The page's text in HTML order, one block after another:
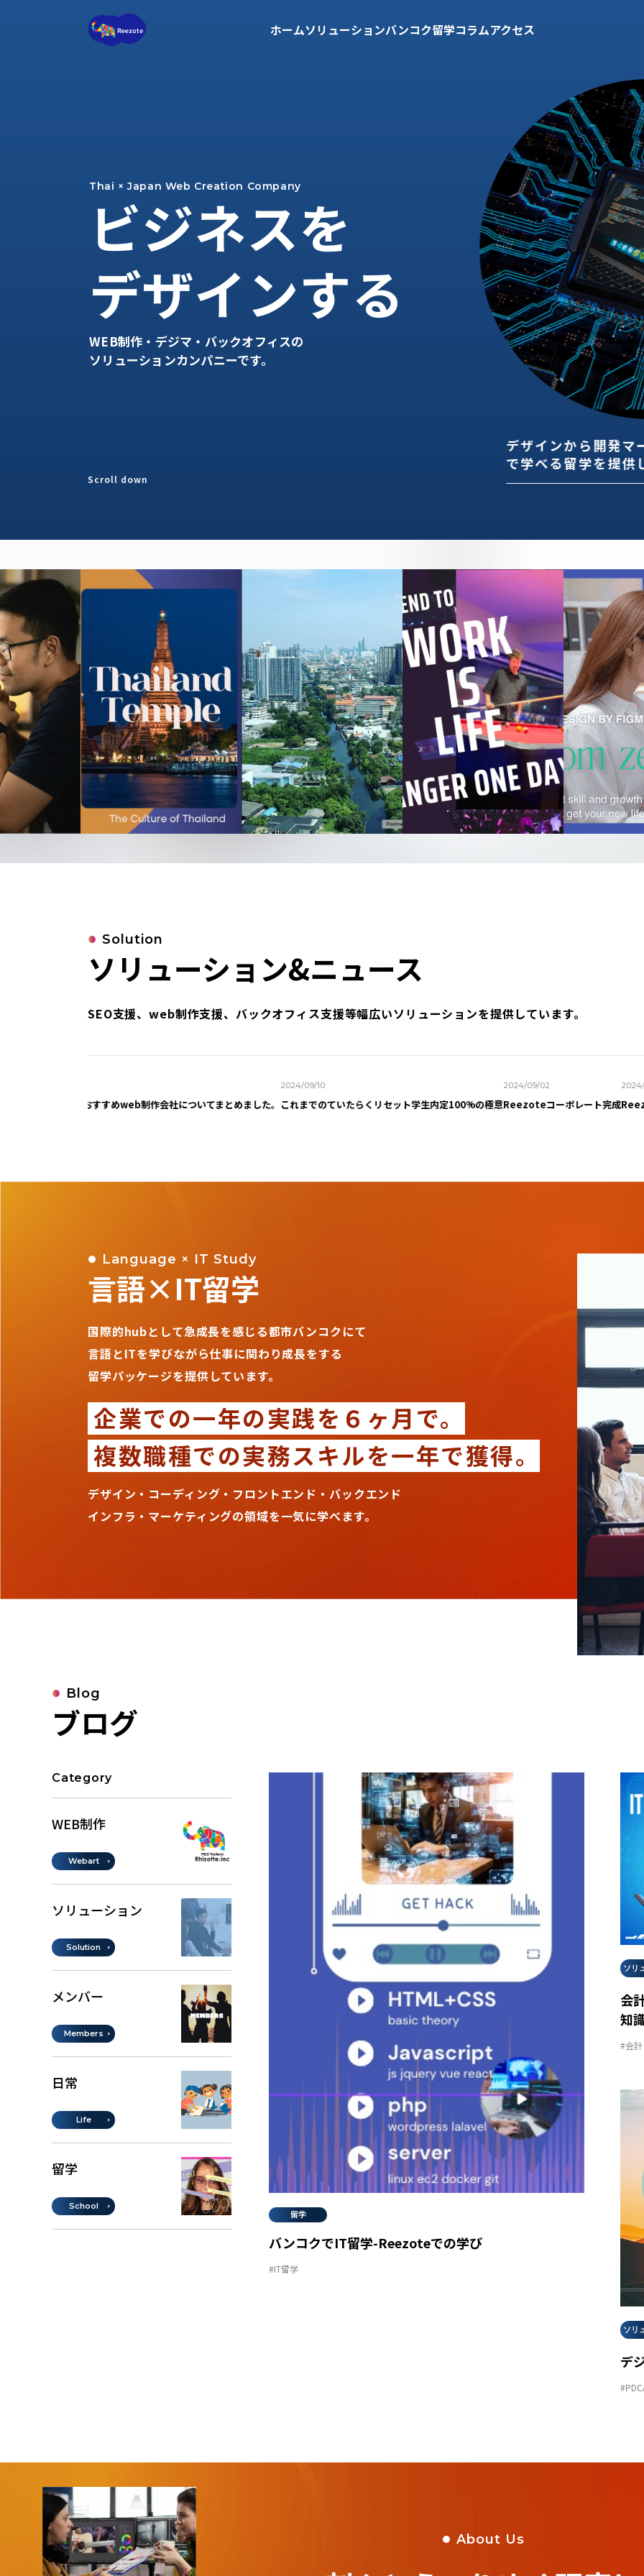
ホームソリューションバンコク留学コラムアクセス
Thai × Japan Web Creation Company
ビジネスを
デザインする
WEB制作・デジマ・バックオフィスの
ソリューションカンパニーです。
デザインから開発マ
で学べる留学を提供
Scroll down
Solution
ソリューション&ニュース
SEO支援、web制作支援、バックオフィス支援等幅広いソリューションを提供しています。
バンコクのおすすめweb制作会社についてまとめました。
2024/09/10
これまでのていたらくリセット学生内定100%の極意
2024/09/02
Reezoteコーポレート完成
2024/09/
Language × IT Study
言語×IT留学
国際的hubとして急成長を感じる都市バンコクにて
言語とITを学びながら仕事に関わり成長をする
留学パッケージを提供しています。
企業での一年の実践を ６ヶ月で。
複数職種での実務スキルを一年で獲得。
デザイン・コーディング・フロントエンド・バックエンド
インフラ・マーケティングの領域を一気に学べます。
Blog
ブログ
Category
WEB制作
Webart
ソリューション
Solution
メンバー
Members
日常
Life
留学
School
留学
バンコクでIT留学-Reezoteでの学び
#IT留学
ソリ
会
知
#会
ソリ
デ
About Us